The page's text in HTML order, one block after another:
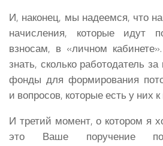
И, наконец, мы надеемся, что
начисления, которые идут
взносам, в «личном
знать, сколько работодатель
фонды для формирования
и вопросов, которые есть у них к
И третий момент, о котором я
это Ваше поручение